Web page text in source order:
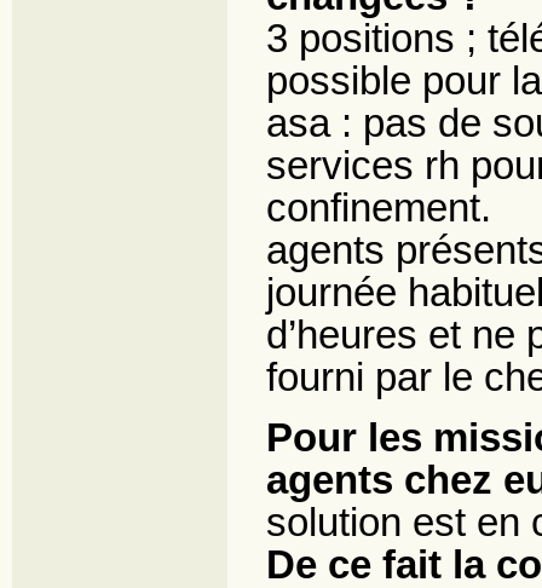
3 positions ;
possible pour
asa : pas de
services rh
confinement.
agents
journée
d’heures et ne
fourni par le
Pour les
agents chez
solution est en
De ce fait la